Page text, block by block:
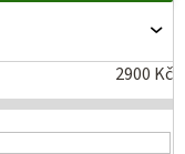
2900 Kč